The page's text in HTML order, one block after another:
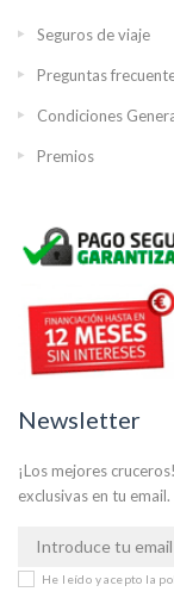
Seguros de viaje
Preguntas
Condiciones
Premios
Newsletter
¡Los mejores
exclusivas en tu email.
He leído y acepto la